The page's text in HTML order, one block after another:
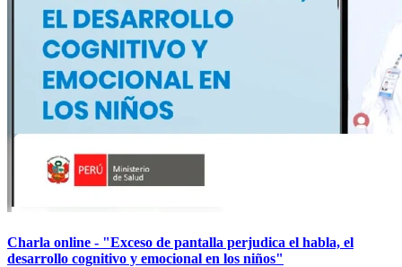
Charla online - "Exceso de pantalla perjudica el habla, el
desarrollo cognitivo y emocional en los niños"